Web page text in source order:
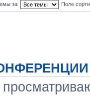
за: Поле